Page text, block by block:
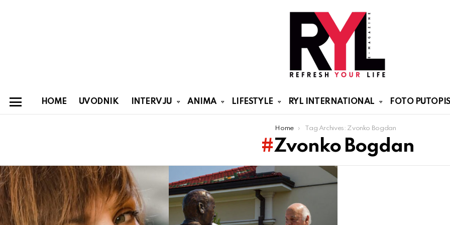
HOME UVODNIK INTERVJU ANIMA LIFESTYLE RYL INTERNATIONAL FOTO PUTOPISI
Home Tag Archives: Zvonko Bogdan
Zvonko Bogdan
Latest
stories